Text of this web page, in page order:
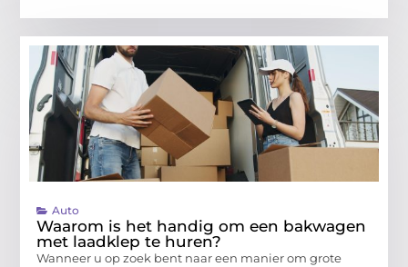
Auto
Waarom is het handig om een bakwagen
met laadklep te huren?
Wanneer u op zoek bent naar een manier om grote